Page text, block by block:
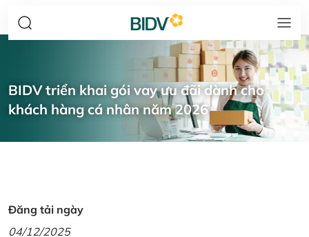
BIDV triển khai gói vay ưu đãi dành cho
khách hàng cá nhân năm 2026
Đăng tải ngày
04/12/2025